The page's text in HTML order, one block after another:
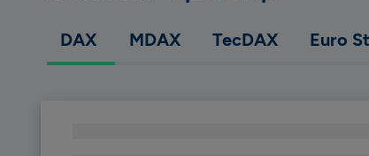
DAX MDAX TecDAX Euro